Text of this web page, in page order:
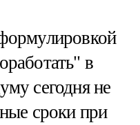
в
сегодня не
сроки при